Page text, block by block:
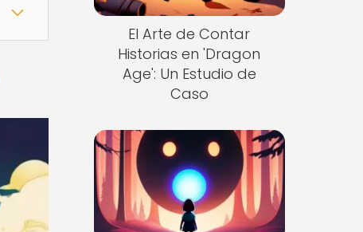
El Arte de Contar
Historias en 'Dragon
Age': Un Estudio de
Caso